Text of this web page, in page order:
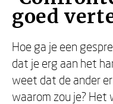
goed
Hoe ga je een
dat je erg aan het
weet dat de ander
waarom zou je? Het